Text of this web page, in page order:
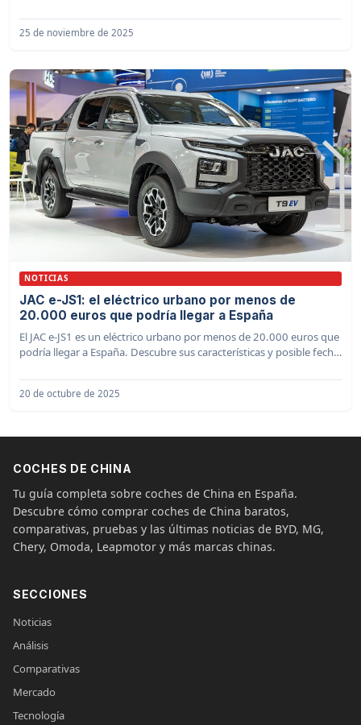
25 de noviembre de 2025
NOTICIAS
JAC e-JS1: el eléctrico urbano por menos de
20.000 euros que podría llegar a España
El JAC e-JS1 es un eléctrico urbano por menos de 20.000 euros que
podría llegar a España. Descubre sus características y posible fecha
20 de octubre de 2025
COCHES DE CHINA
Tu guía completa sobre coches de China en España.
Descubre cómo comprar coches de China baratos,
comparativas, pruebas y las últimas noticias de BYD, MG,
Chery, Omoda, Leapmotor y más marcas chinas.
SECCIONES
Noticias
Análisis
Comparativas
Mercado
Tecnología